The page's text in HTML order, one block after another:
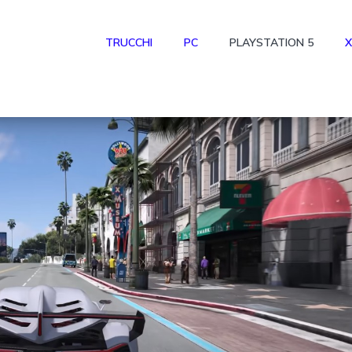
TRUCCHI PC PLAYSTATION 5